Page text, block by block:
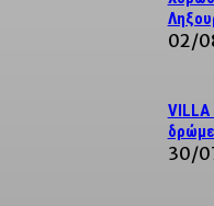
02/
VILLA
30/